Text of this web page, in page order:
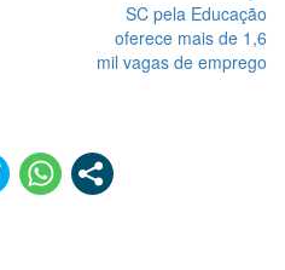
SC pela Educação
oferece mais de 1,6
mil vagas de emprego